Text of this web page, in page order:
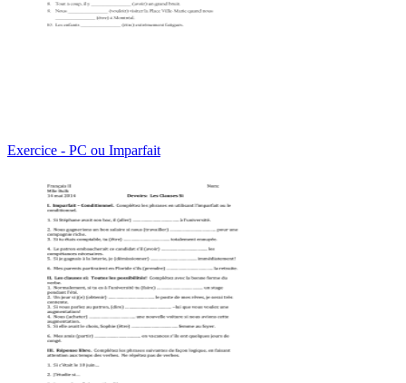
Exercice - PC ou Imparfait